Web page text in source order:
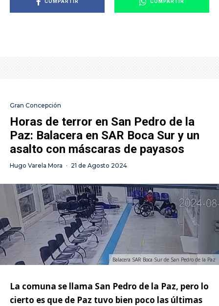
COMPARTIR COMPARTIR
Gran Concepción
Horas de terror en San Pedro de la
Paz: Balacera en SAR Boca Sur y un
asalto con máscaras de payasos
Hugo Varela Mora · 21 de Agosto 2024
Balacera SAR Boca Sur de San Pedro de la Paz
La comuna se llama San Pedro de la Paz, pero lo
cierto es que de Paz tuvo bien poco las últimas